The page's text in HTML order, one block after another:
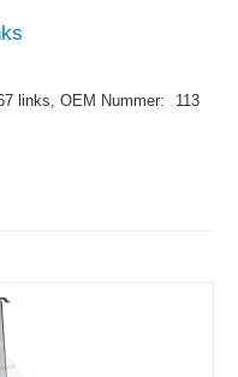
links, OEM Nummer:
113